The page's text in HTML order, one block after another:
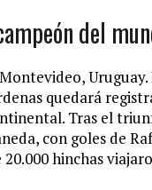
del
quedará
Tras el
con goles de
hinchas